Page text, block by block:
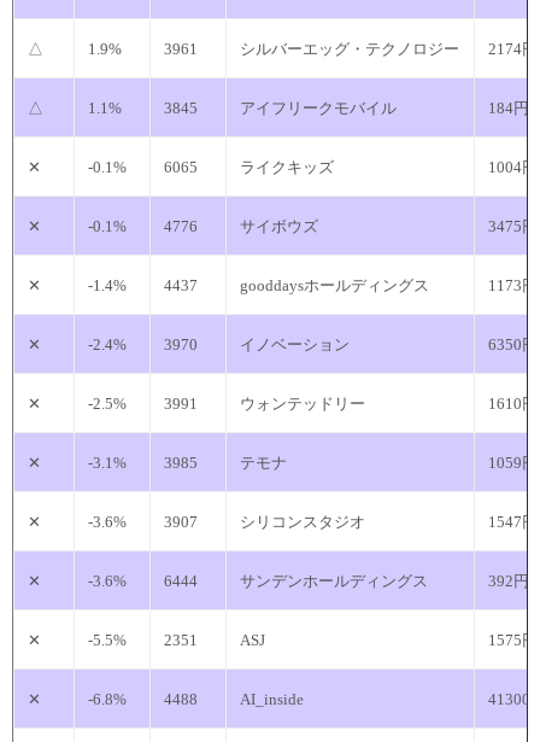
△ 1.9% 3961 シルバーエッグ・テクノロジー 2174円
△ 1.1% 3845 アイフリークモバイル 184円
✕ -0.1% 6065 ライクキッズ 1004円
✕ -0.1% 4776 サイボウズ 3475円
✕ -1.4% 4437 gooddaysホールディングス 1173円
✕ -2.4% 3970 イノベーション 6350円
✕ -2.5% 3991 ウォンテッドリー 1610円
✕ -3.1% 3985 テモナ 1059円
✕ -3.6% 3907 シリコンスタジオ 1547円
✕ -3.6% 6444 サンデンホールディングス 392円
✕ -5.5% 2351 ASJ 1575円
✕ -6.8% 4488 AI_inside 41300